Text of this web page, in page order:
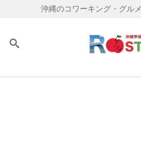
沖縄のコワーキング・グル